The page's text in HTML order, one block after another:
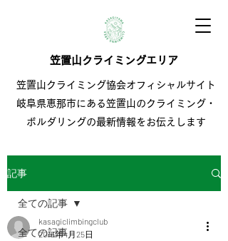
笠置山クライミング協会オフィシャルサイト
岐阜県恵那市にある笠置山のクライミング・
ボルダリングの最新情報をお伝えします
笠置山クライミングエリア
記事
全ての記事
全ての記事
kasagiclimbingclub
2016年4月25日